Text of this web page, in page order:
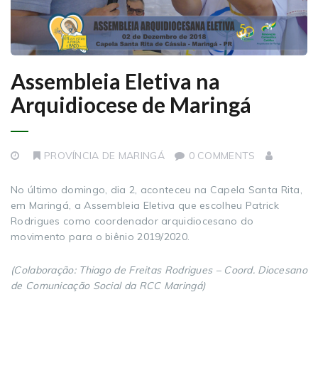
Assembleia Eletiva na
Arquidiocese de Maringá
PROVÍNCIA DE MARINGÁ 0 COMMENTS
No último domingo, dia 2, aconteceu na Capela Santa Rita,
em Maringá, a Assembleia Eletiva que escolheu Patrick
Rodrigues como coordenador arquidiocesano do
movimento para o biênio 2019/2020.
(Colaboração: Thiago de Freitas Rodrigues – Coord. Diocesano
de Comunicação Social da RCC Maringá)